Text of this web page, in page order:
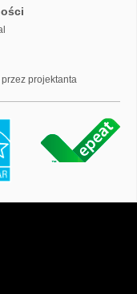
projektanta